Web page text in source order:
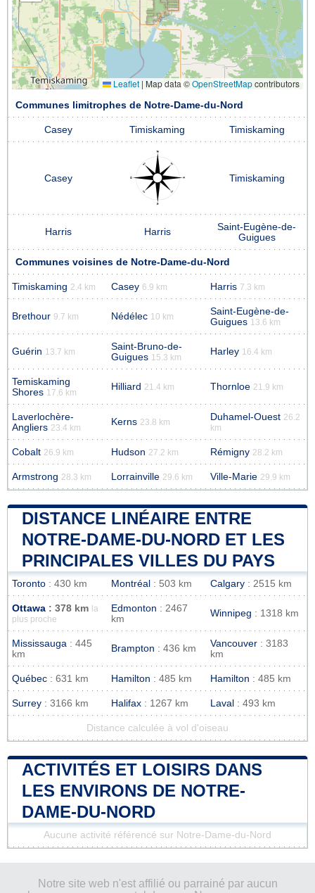
Leaflet | Map data ©OpenStreetMapcontributors
Communes limitrophes de Notre-Dame-du-Nord
Casey Timiskaming Timiskaming
Casey Timiskaming
Harris Harris
Saint-Eugène-de-
Guigues
Communes voisines de Notre-Dame-du-Nord
Timiskaming 2.4 km Casey 6.9 km Harris 7.3 km
Brethour 9.7 km Nédélec 10 km
Saint-Eugène-de-
Guigues 13.6 km
Guérin 13.7 km
Saint-Bruno-de-
Guigues 15.3 km
Harley 16.4 km
Temiskaming
Shores 17.6 km
Hilliard 21.4 km Thornloe 21.9 km
Laverlochère-
Angliers 23.4 km
Kerns 23.8 km Duhamel-Ouest 26.2
km
Cobalt 26.9 km Hudson 27.2 km Rémigny 28.2 km
Armstrong 28.3 km Lorrainville 29.6 km Ville-Marie 29.9 km
DISTANCE LINÉAIRE ENTRE
NOTRE-DAME-DU-NORD ET LES
PRINCIPALES VILLES DU PAYS
Toronto : 430 km Montréal : 503 km Calgary : 2515 km
Ottawa : 378 km
la
plus proche
Edmonton : 2467
km
Winnipeg : 1318 km
Mississauga : 445
km
Brampton : 436 km Vancouver : 3183
km
Québec : 631 km Hamilton : 485 km Hamilton : 485 km
Surrey : 3166 km Halifax : 1267 km Laval : 493 km
Distance calculée à vol d'oiseau
ACTIVITÉS ET LOISIRS DANS
LES ENVIRONS DE NOTRE-
DAME-DU-NORD
Aucune activité référencé sur Notre-Dame-du-Nord
Notre site web n'est affilié ou parrainé par aucun